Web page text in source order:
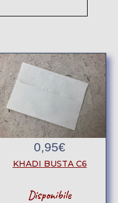
0,95€
KHADI BUSTA C6
Disponibile